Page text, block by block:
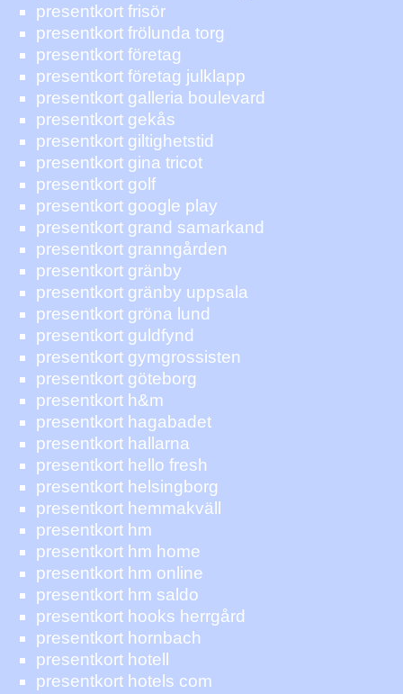
presentkort frisör
presentkort frölunda torg
presentkort företag
presentkort företag julklapp
presentkort galleria boulevard
presentkort gekås
presentkort giltighetstid
presentkort gina tricot
presentkort golf
presentkort google play
presentkort grand samarkand
presentkort granngården
presentkort gränby
presentkort gränby uppsala
presentkort gröna lund
presentkort guldfynd
presentkort gymgrossisten
presentkort göteborg
presentkort h&m
presentkort hagabadet
presentkort hallarna
presentkort hello fresh
presentkort helsingborg
presentkort hemmakväll
presentkort hm
presentkort hm home
presentkort hm online
presentkort hm saldo
presentkort hooks herrgård
presentkort hornbach
presentkort hotell
presentkort hotels com